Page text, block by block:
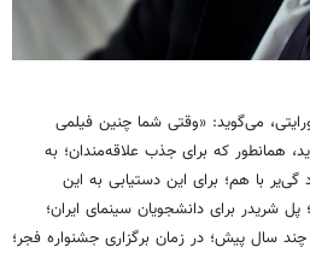
می‌گوید: «وقتی شما چنین فیلمی
همانطور که برای جذب علاقه‌مندان؛ به
گی‌یر با هم؛ برای این دستیابی به این
شریدر برای دانشجویان سینمای ایران؛
سال پیش؛ در زمان برگزاری جشنواره فجر؛